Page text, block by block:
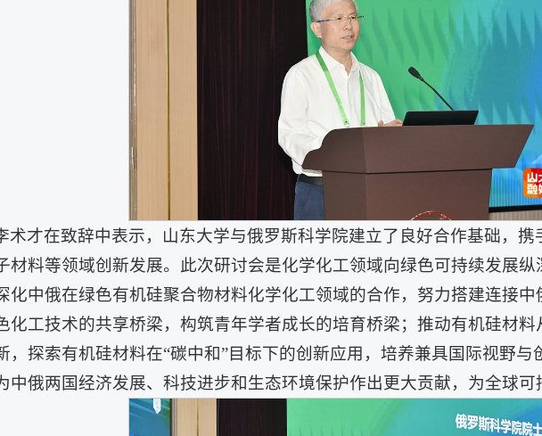
术才在致辞中表示，山东大学与俄罗斯科学院建立了良好合作基础，
材料等领域创新发展。此次研讨会是化学化工领域向绿色可持续发展
化中俄在绿色有机硅聚合物材料化学化工领域的合作，努力搭建连接
化工技术的共享桥梁，构筑青年学者成长的培育桥梁；推动有机硅材
，探索有机硅材料在“碳中和”目标下的创新应用，培养兼具国际视野与
中俄两国经济发展、科技进步和生态环境保护作出更大贡献，为全球可